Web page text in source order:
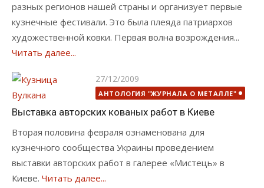
разных регионов нашей страны и организует первые
кузнечные фестивали. Это была плеяда патриархов
художественной ковки. Первая волна возрождения...
Читать далее...
Опубликовано
27/12/2009
АНТОЛОГИЯ "ЖУРНАЛА О МЕТАЛЛЕ"
Выставка авторских кованых работ в Киеве
Вторая половина февраля ознаменована для
кузнечного сообщества Украины проведением
выставки авторских работ в галерее «Мистець» в
Киеве. Читать далее...